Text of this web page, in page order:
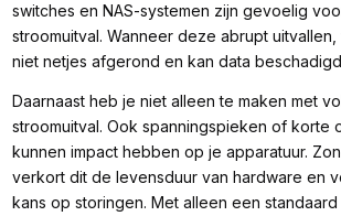
switches en NAS-systemen zijn gevoelig
stroomuitval. Wanneer deze abrupt
niet netjes afgerond en kan data
Daarnaast heb je niet alleen te maken met
stroomuitval. Ook spanningspieken of korte
kunnen impact hebben op je apparatuur.
verkort dit de levensduur van hardware en
kans op storingen. Met alleen een